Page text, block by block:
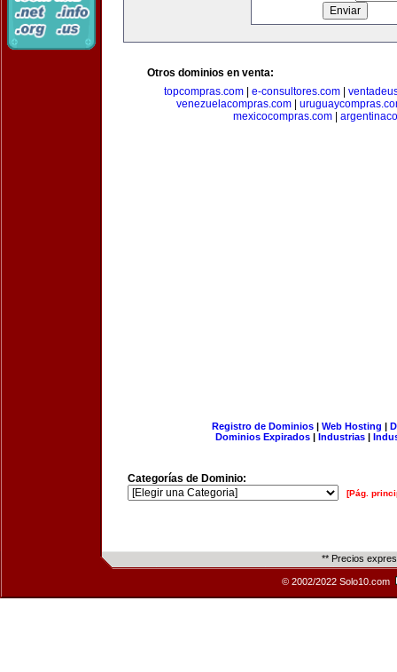
Otros dominios en venta:
topcompras.com
e-consultores.com
venezuelacompras.com|
mexicocompras.com
Registro de Dominios| Web Hosting |
Dominios Expirados | Industrias |
Categorías de Dominio:
[Pág.
** Precios
© 2002/2022 Solo10.com